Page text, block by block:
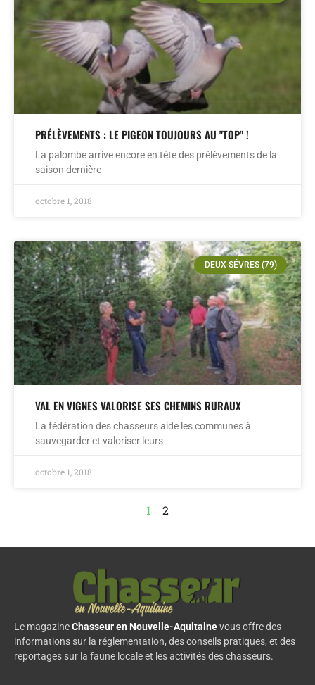
PRÉLÈVEMENTS : LE PIGEON TOUJOURS AU "TOP" !
La palombe arrive encore en tête des prélèvements de la
saison dernière
octobre 1, 2018
DEUX-SÉVRES (79)
VAL EN VIGNES VALORISE SES CHEMINS RURAUX
La fédération des chasseurs aide les communes à
sauvegarder et valoriser leurs
octobre 1, 2018
1 2
Le magazineChasseur en Nouvelle-Aquitainevous offre des
informations sur la réglementation, des conseils pratiques, et des
reportages sur la faune locale et les activités des chasseurs.